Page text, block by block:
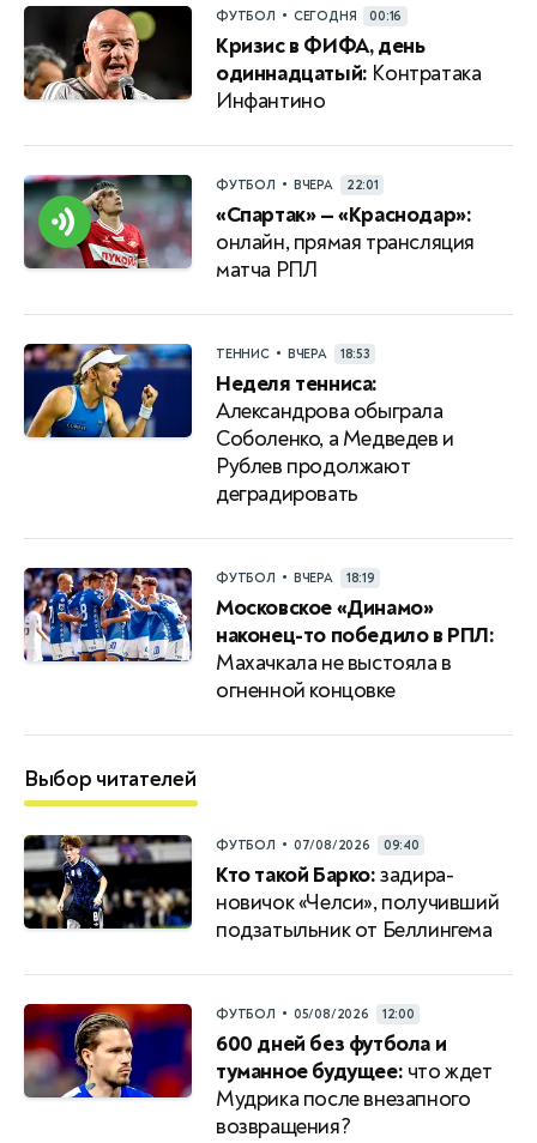
ФУТБОЛ • СЕГОДНЯ 00:16
Кризис в ФИФА, день
одиннадцатый: Контратака
Инфантино
ФУТБОЛ • ВЧЕРА 22:01
«Спартак» — «Краснодар»:
онлайн, прямая трансляция
матча РПЛ
ТЕННИС • ВЧЕРА 18:53
Неделя тенниса:
Александрова обыграла
Соболенко, а Медведев и
Рублев продолжают
деградировать
ФУТБОЛ • ВЧЕРА 18:19
Московское «Динамо»
наконец-то победило в РПЛ:
Махачкала не выстояла в
огненной концовке
Выбор читателей
ФУТБОЛ • 07/08/2026 09:40
Кто такой Барко:задира-
новичок «Челси», получивший
подзатыльник от Беллингема
ФУТБОЛ • 05/08/2026 12:00
600 дней без футбола и
туманное будущее: что ждет
Мудрика после внезапного
возвращения?